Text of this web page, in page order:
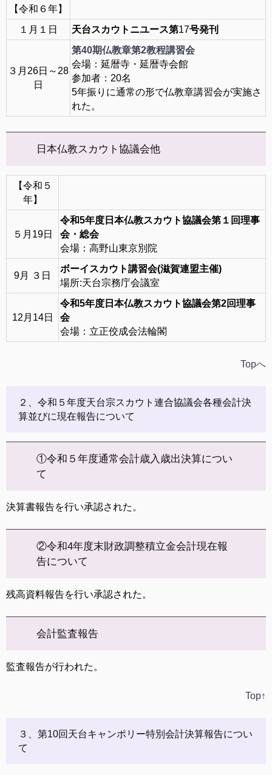
【令和６年】
１月１日
天台スカウトニユース第17号発刊
３月26日～28
日
第40期仏教章第2教程講習会
会場：延暦寺・延暦寺会館
参加者：20名
5年振りに通常の形で仏教章講習会が実施さ
れた。
日本仏教スカウト協議会他
【令和５
年】
５月19日
令和5年度日本仏教スカウト協議会第１回理事
会・総会
会場：高野山東京別院
9月 ３日
ボーイスカウト講習会(滋賀連盟主催)
場所:天台宗務庁会議室
12月14日
令和5年度日本仏教スカウト協議会第2回理事
会
会場：立正佼成会法輪閣
Topへ
２、令和５年度天台宗スカウト連合協議会各種会計決
算並びに現在報告について
①令和５年度通常会計歳入歳出決算につい
て
決算書報告を行い承認された。
②令和4年度末財政調整積立金会計現在報
告について
残高資料報告を行い承認された。
会計監査報告
監査報告が行われた。
Top↑
３、第10回天台キャンポリー特別会計決算報告につい
て